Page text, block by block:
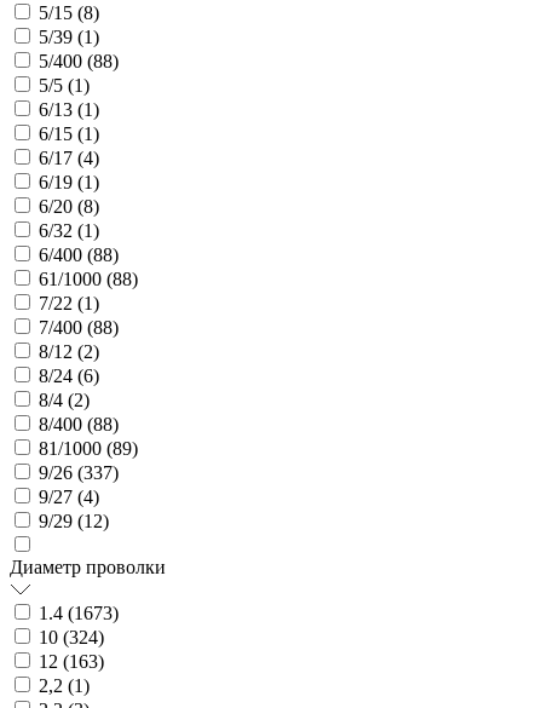
5/15 (8)
5/39 (1)
5/400 (88)
5/5 (1)
6/13 (1)
6/15 (1)
6/17 (4)
6/19 (1)
6/20 (8)
6/32 (1)
6/400 (88)
61/1000 (88)
7/22 (1)
7/400 (88)
8/12 (2)
8/24 (6)
8/4 (2)
8/400 (88)
81/1000 (89)
9/26 (337)
9/27 (4)
9/29 (12)
Диаметр проволки
1.4 (1673)
10 (324)
12 (163)
2,2 (1)